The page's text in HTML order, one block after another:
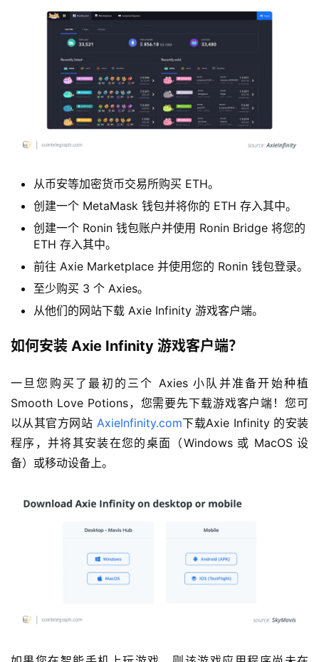
从币安等加密货币交易所购买 ETH。
创建一个 MetaMask 钱包并将你的 ETH 存入其中。
创建一个 Ronin 钱包账户并使用 Ronin Bridge 将您的
ETH 存入其中。
前往 Axie Marketplace 并使用您的 Ronin 钱包登录。
至少购买 3 个 Axies。
从他们的网站下载 Axie Infinity 游戏客户端。
如何安装 Axie Infinity 游戏客户端？
一旦您购买了最初的三个 Axies 小队并准备开始种植
Smooth Love Potions，您需要先下载游戏客户端！您可
以从其官方网站 AxieInfinity.com下载Axie Infinity 的安装
程序，并将其安装在您的桌面（Windows 或 MacOS 设
备）或移动设备上。